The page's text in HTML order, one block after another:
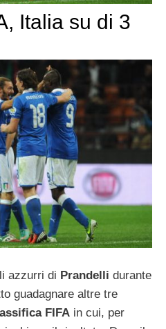
Italia su di 3
azzurri di Prandelli durante
guadagnare altre tre
FIFA in cui, per